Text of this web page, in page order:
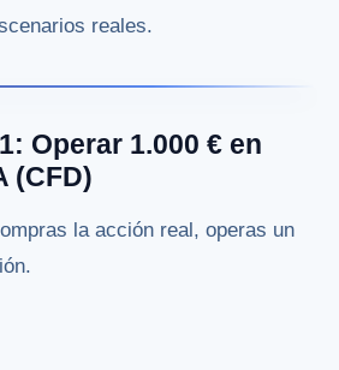
reales.
Operar 1.000 € en
(CFD)
la acción real, operas un